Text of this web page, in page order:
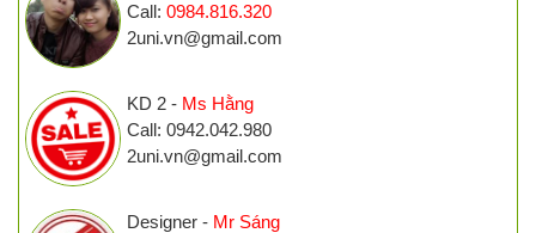
Call: 0984.816.320
2uni.vn@gmail.com
KD 2 - Ms Hằng
Call: 0942.042.980
2uni.vn@gmail.com
Designer - Mr Sáng